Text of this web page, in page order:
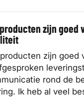
zijn goed
zijn goed
rond de
Ik heb al veel